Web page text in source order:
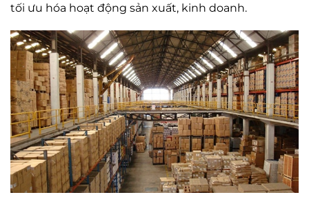
tối ưu hóa hoạt động sản xuất, kinh doanh.